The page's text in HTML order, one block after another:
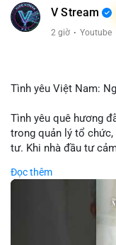
V Stream
2 giờ · Youtube
Tình yêu Việt Nam:
Tình yêu quê hương
trong quản lý tổ
tư. Khi nhà đầu tư
các công ty
tin này giúp giảm rủi
đẩy sự phát triển bền
nhà quản lý cần khai
phát triển bền vững
Đọc thêm